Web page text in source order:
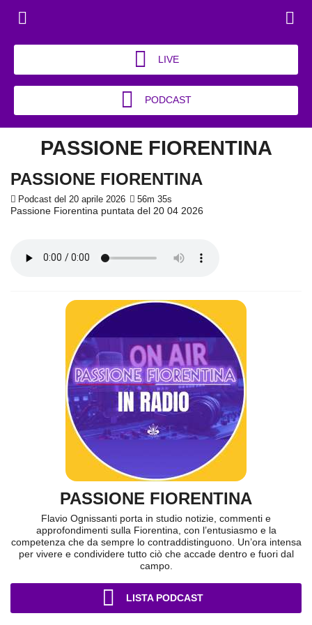
LIVE
PODCAST
PASSIONE FIORENTINA
PASSIONE FIORENTINA
Podcast del 20 aprile 2026 56m 35s
Passione Fiorentina puntata del 20 04 2026
PASSIONE FIORENTINA
Flavio Ognissanti porta in studio notizie, commenti e
approfondimenti sulla Fiorentina, con l’entusiasmo e la
competenza che da sempre lo contraddistinguono. Un’ora intensa
per vivere e condividere tutto ciò che accade dentro e fuori dal
campo.
LISTA PODCAST